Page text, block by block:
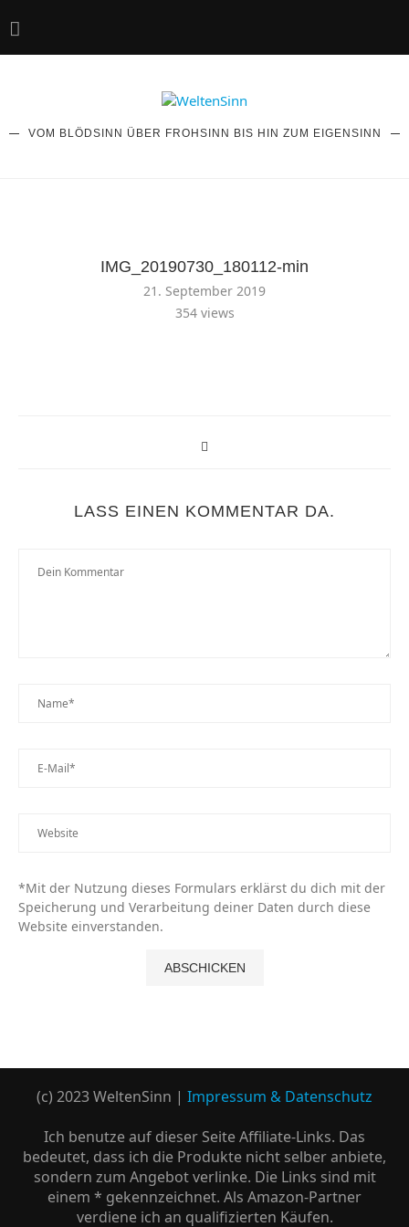
VOM BLÖDSINN ÜBER FROHSINN BIS HIN ZUM EIGENSINN
IMG_20190730_180112-min
21. September 2019
354views
LASS EINEN KOMMENTAR DA.
*Mit der Nutzung dieses Formulars erklärst du dich mit der
Speicherung und Verarbeitung deiner Daten durch diese
Website einverstanden.
(c) 2023 WeltenSinn | Impressum & Datenschutz
Ich benutze auf dieser Seite Affiliate-Links. Das
bedeutet, dass ich die Produkte nicht selber anbiete,
sondern zum Angebot verlinke. Die Links sind mit
einem * gekennzeichnet. Als Amazon-Partner
verdiene ich an qualifizierten Käufen.